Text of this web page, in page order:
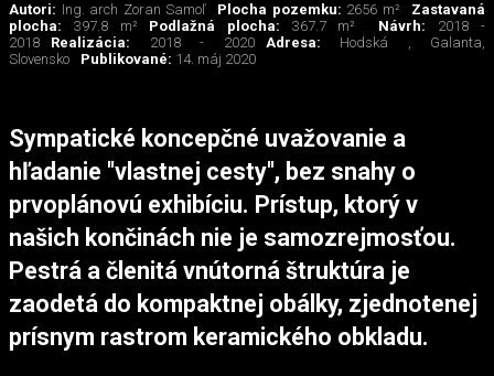
Autori: Ing. arch Zoran Samoľ Plocha pozemku: 2656 m²
Zastavaná
plocha: 397.8 m² Podlažná plocha: 367.7 m² Návrh: 2018 -
2018
Realizácia: 2018 - 2020 Adresa: Hodská , Galanta,
Slovensko
Publikované: 14. máj 2020
Sympatické koncepčné uvažovanie a
hľadanie "vlastnej cesty", bez snahy o
prvoplánovú exhibíciu. Prístup, ktorý v
našich končinách nie je samozrejmosťou.
Pestrá a členitá vnútorná štruktúra je
zaodetá do kompaktnej obálky, zjednotenej
prísnym rastrom keramického obkladu.